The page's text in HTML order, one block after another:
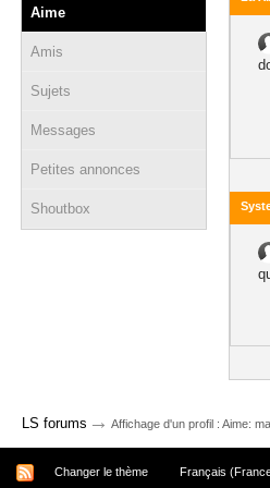
Aime
Amis
Sujets
Messages
Petites annonces
Shoutbox
LS forums → Affichage d'un profil : Aime:
Changer le thème Français